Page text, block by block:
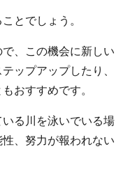
とでしょう。
、この機会に新しい
ップアップしたり、
おすすめです。
る川を泳いでいる場
、努力が報われない